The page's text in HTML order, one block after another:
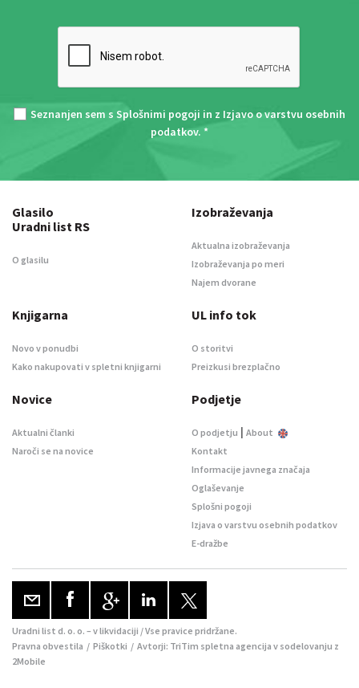
Seznanjen sem s Splošnimi pogoji in z Izjavo o varstvu osebnih
podatkov. *
Glasilo
Uradni list RS
O glasilu
Izobraževanja
Aktualna izobraževanja
Izobraževanja po meri
Najem dvorane
Knjigarna
Novo v ponudbi
Kako nakupovati v spletni knjigarni
UL info tok
O storitvi
Preizkusi brezplačno
Novice
Aktualni članki
Naroči se na novice
Podjetje
O podjetju | About
Kontakt
Informacije javnega značaja
Oglaševanje
Splošni pogoji
Izjava o varstvu osebnih podatkov
E-dražbe
Uradni list d. o. o. – v likvidaciji / Vse pravice pridržane.
Pravna obvestila / Piškotki / Avtorji: TriTim spletna agencija v sodelovanju z
2Mobile